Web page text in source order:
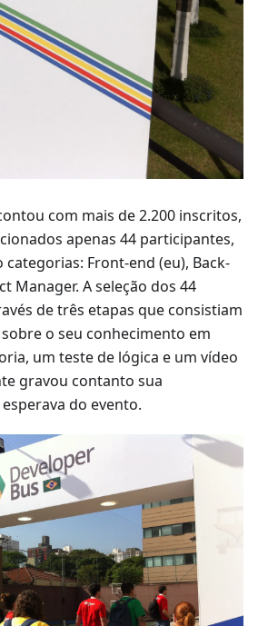
com mais de 2.200 inscritos,
apenas 44 participantes,
Front-end (eu), Back-
Manager. A seleção dos 44
de três etapas que consistiam
o seu conhecimento em
um teste de lógica e um vídeo
gravou contanto sua
do evento.